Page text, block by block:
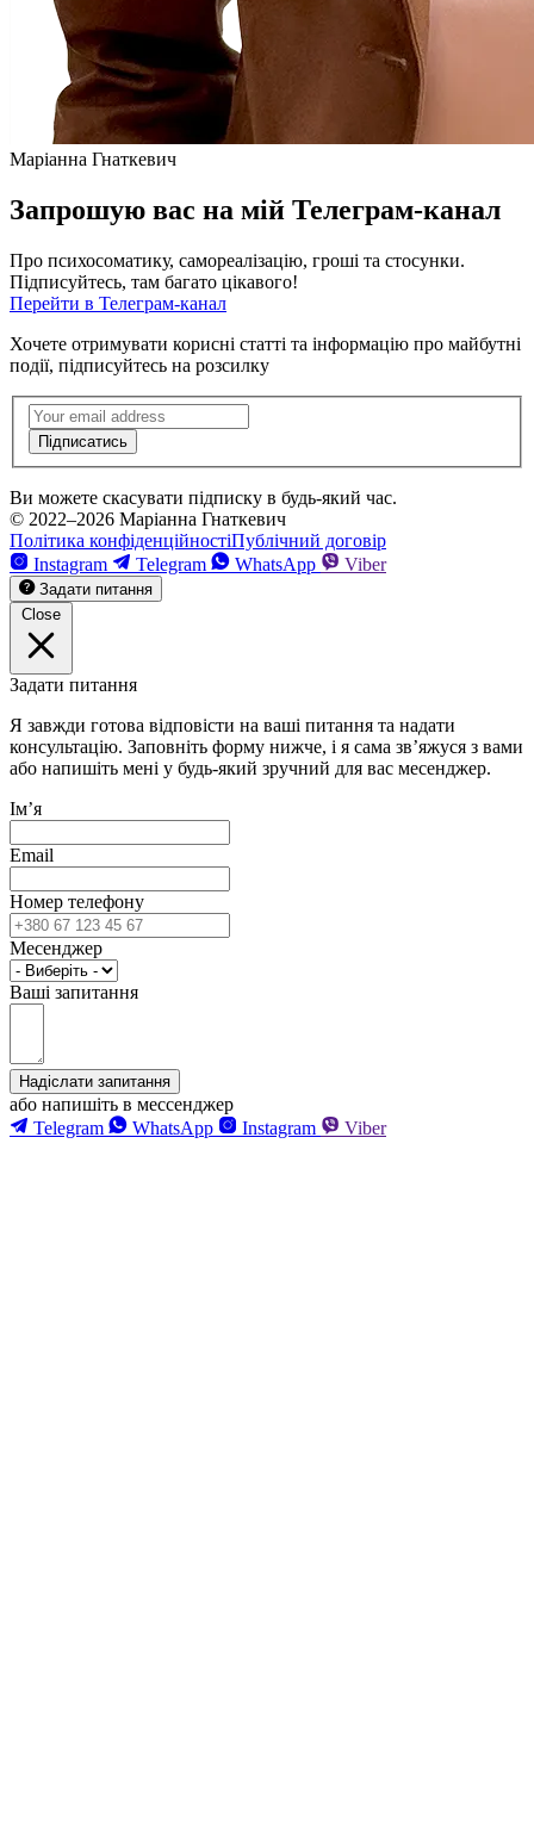
Маріанна Гнаткевич
Запрошую вас на мій Телеграм-канал
Про психосоматику, самореалізацію, гроші та стосунки.
Підписуйтесь, там багато цікавого!
Перейти в Телеграм-канал
Хочете отримувати корисні статті та інформацію про майбутні
події, підписуйтесь на розсилку
Підписка
на
розсилку
Підписатись
Ви можете скасувати підписку в будь-який час.
© 2022–2026 Маріанна Гнаткевич
Політика конфіденційностіПублічний договір
Instagram
Telegram WhatsApp Viber
Задати питання
Close
Задати питання
Я завжди готова відповісти на ваші питання та надати
консультацію. Заповніть форму нижче, і я сама зв’яжуся з вами
або напишіть мені у будь-який зручний для вас месенджер.
Імʼя
Email
Номер телефону
Месенджер
Ваші запитання
Надіслати запитання
або напишіть в мессенджер
Telegram
WhatsApp Instagram Viber